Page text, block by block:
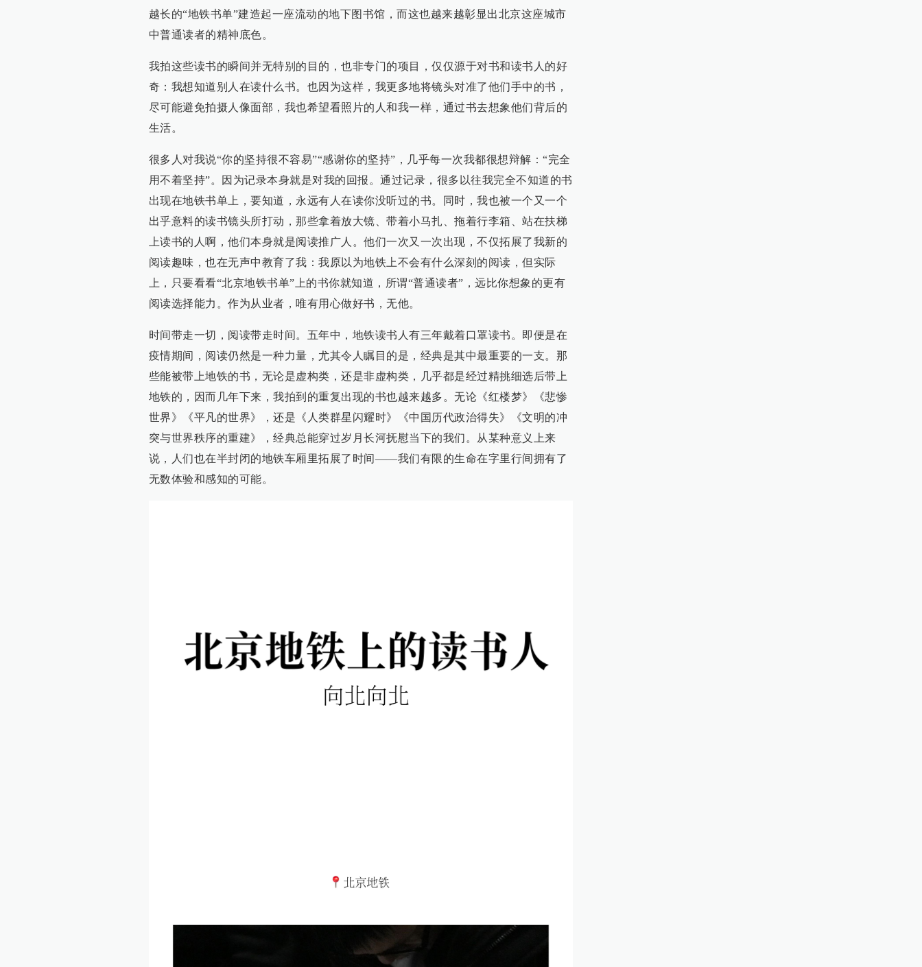
越长的“地铁书单”建造起一座流动的地下图书馆，而这也越来越彰显出北京这座城市
中普通读者的精神底色。
我拍这些读书的瞬间并无特别的目的，也非专门的项目，仅仅源于对书和读书人的好
奇：我想知道别人在读什么书。也因为这样，我更多地将镜头对准了他们手中的书，
尽可能避免拍摄人像面部，我也希望看照片的人和我一样，通过书去想象他们背后的
生活。
很多人对我说“你的坚持很不容易”“感谢你的坚持”，几乎每一次我都很想辩解：“完全
用不着坚持”。因为记录本身就是对我的回报。通过记录，很多以往我完全不知道的书
出现在地铁书单上，要知道，永远有人在读你没听过的书。同时，我也被一个又一个
出乎意料的读书镜头所打动，那些拿着放大镜、带着小马扎、拖着行李箱、站在扶梯
上读书的人啊，他们本身就是阅读推广人。他们一次又一次出现，不仅拓展了我新的
阅读趣味，也在无声中教育了我：我原以为地铁上不会有什么深刻的阅读，但实际
上，只要看看“北京地铁书单”上的书你就知道，所谓“普通读者”，远比你想象的更有
阅读选择能力。作为从业者，唯有用心做好书，无他。
时间带走一切，阅读带走时间。五年中，地铁读书人有三年戴着口罩读书。即便是在
疫情期间，阅读仍然是一种力量，尤其令人瞩目的是，经典是其中最重要的一支。那
些能被带上地铁的书，无论是虚构类，还是非虚构类，几乎都是经过精挑细选后带上
地铁的，因而几年下来，我拍到的重复出现的书也越来越多。无论《红楼梦》《悲惨
世界》《平凡的世界》，还是《人类群星闪耀时》《中国历代政治得失》《文明的冲
突与世界秩序的重建》，经典总能穿过岁月长河抚慰当下的我们。从某种意义上来
说，人们也在半封闭的地铁车厢里拓展了时间——我们有限的生命在字里行间拥有了
无数体验和感知的可能。